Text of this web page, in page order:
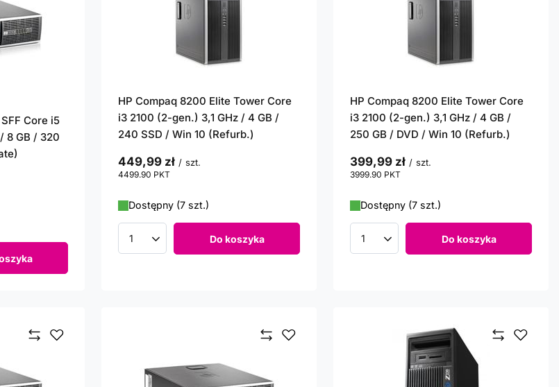
Core i5
8 GB / 320
HP Compaq 8200 Elite Tower Core
i3 2100 (2-gen.) 3,1 GHz / 4 GB /
240 SSD / Win 10 (Refurb.)
449,99 zł / szt.
4499.90 PKT
Dostępny (7 szt.)
Ilość produktów Do koszyka
HP Compaq 8200 Elite Tower Core
i3 2100 (2-gen.) 3,1 GHz / 4 GB /
250 GB / DVD / Win 10 (Refurb.)
399,99 zł / szt.
3999.90 PKT
Dostępny (7 szt.)
Ilość produktów Do koszyka